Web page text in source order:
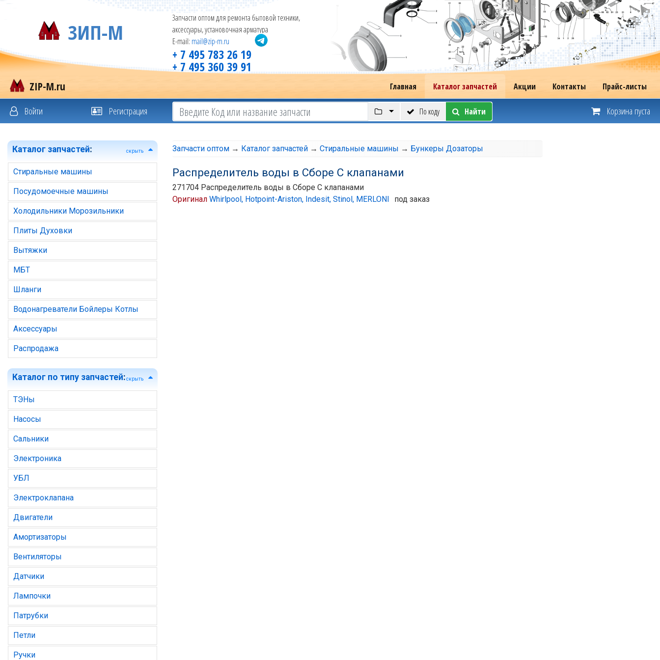
ЗИП-М
Запчасти оптом для ремонта бытовой техники,
аксессуары, установочная арматура
E-mail: mail@zip-m.ru
+ 7 495 783 26 19
+ 7 495 360 39 91
ZIP-M.ru Главная Каталог запчастей Акции Контакты Прайс-листы
Войти Регистрация По коду Найти Корзина пуста
Каталог запчастей: скрыть
Стиральные машины
Посудомоечные машины
Холодильники Морозильники
Плиты Духовки
Вытяжки
МБТ
Шланги
Водонагреватели Бойлеры Котлы
Аксессуары
Распродажа
Каталог по типу запчастей:скрыть
ТЭНы
Насосы
Сальники
Электроника
УБЛ
Электроклапана
Двигатели
Амортизаторы
Вентиляторы
Датчики
Лампочки
Патрубки
Петли
Ручки
Запчасти оптом → Каталог запчастей → Стиральные машины → Бункеры Дозаторы
Распределитель воды в Cборе C клапанами
271704 Распределитель воды в Cборе C клапанами
Оригинал Whirlpool, Hotpoint-Ariston, Indesit, Stinol, MERLONI под заказ